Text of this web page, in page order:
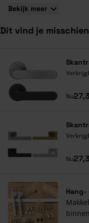
Bekijk meer
Dit vind je
Nu
Nu